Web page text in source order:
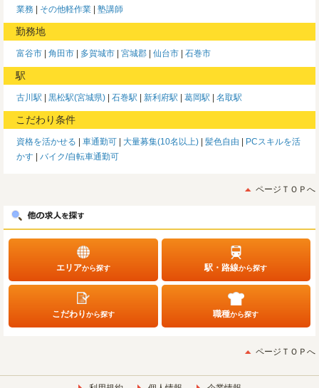
業務
その他軽作業 塾講師
勤務地
富谷市 角田市 多賀城市 宮城郡 仙台市 石巻市
駅
古川駅 黒松駅(宮城県) 石巻駅 新利府駅 葛岡駅 名取駅
こだわり条件
資格を活かせる 車通勤可 大量募集(10名以上) 髪色自由
PCスキルを活
かす
バイク/自転車通勤可
ページＴＯＰへ
エリアから探す 駅・路線から探す
こだわりから探す 職種から探す
ページＴＯＰへ